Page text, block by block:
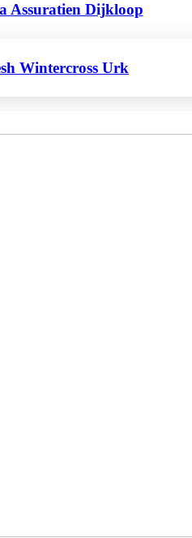
Assuratien Dijkloop
Wintercross Urk